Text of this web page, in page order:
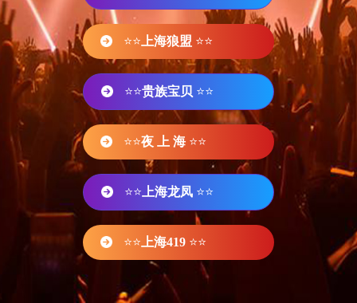
⭐⭐ 上海狼盟 ⭐⭐
⭐⭐贵族宝贝 ⭐⭐
⭐⭐夜 上 海 ⭐⭐
⭐⭐ 上海龙凤 ⭐⭐
⭐⭐ 上海419 ⭐⭐